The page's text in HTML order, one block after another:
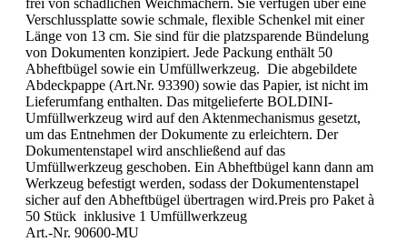
frei von schädlichen Weichmachern. Sie verfügen über eine
Verschlussplatte sowie schmale, flexible Schenkel mit einer
Länge von 13 cm. Sie sind für die platzsparende Bündelung
von Dokumenten konzipiert. Jede Packung enthält 50
Abheftbügel sowie ein Umfüllwerkzeug. Die abgebildete
Abdeckpappe (Art.Nr. 93390) sowie das Papier, ist nicht im
Lieferumfang enthalten. Das mitgelieferte BOLDINI-
Umfüllwerkzeug wird auf den Aktenmechanismus gesetzt,
um das Entnehmen der Dokumente zu erleichtern. Der
Dokumentenstapel wird anschließend auf das
Umfüllwerkzeug geschoben. Ein Abheftbügel kann dann am
Werkzeug befestigt werden, sodass der Dokumentenstapel
sicher auf den Abheftbügel übertragen wird.Preis pro Paket à
50 Stück inklusive 1 Umfüllwerkzeug
Art.-Nr. 90600-MU